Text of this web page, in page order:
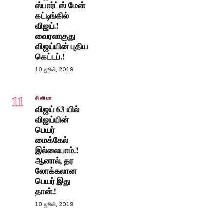
ஸ்பார்ட்ஸ் மேன்
கட்டிங்கில்
விஜய்.!
வைரலாகுது
விஜய்யின் புதிய
கெட்டப்.!
10 ஜூன், 2019
11 சினிமா
விஜய் 63 யில்
விஜய்யின்
பெயர்
மைக்கேல்
இல்லையாம்.!
ஆனால், தர
லோக்கலான
பெயர் இது
தான்.!
10 ஜூன், 2019